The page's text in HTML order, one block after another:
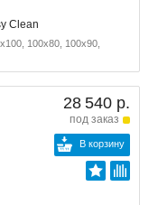
Clean
100x80, 100x90,
28 540 р.
под заказ
В корзину